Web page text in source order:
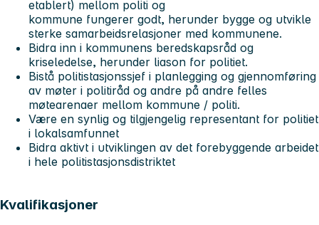
etablert) mellom politi og
kommune fungerer godt, herunder bygge og utvikle
sterke samarbeidsrelasjoner med kommunene.
Bidra inn i kommunens beredskapsråd og
kriseledelse, herunder liason for politiet.
Bistå politistasjonssjef i planlegging og gjennomføring
av møter i politiråd og andre på andre felles
møtearenaer mellom kommune / politi.
Være en synlig og tilgjengelig representant for politiet
i lokalsamfunnet
Bidra aktivt i utviklingen av det forebyggende arbeidet
i hele politistasjonsdistriktet
Kvalifikasjoner